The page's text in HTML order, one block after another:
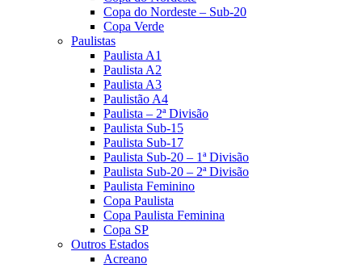
Copa do Nordeste – Sub-20
Copa Verde
Paulistas
Paulista A1
Paulista A2
Paulista A3
Paulistão A4
Paulista – 2ª Divisão
Paulista Sub-15
Paulista Sub-17
Paulista Sub-20 – 1ª Divisão
Paulista Sub-20 – 2ª Divisão
Paulista Feminino
Copa Paulista
Copa Paulista Feminina
Copa SP
Outros Estados
Acreano